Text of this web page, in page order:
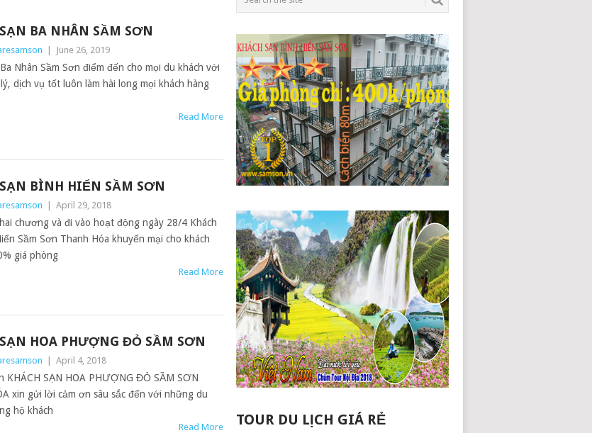
BA NHÂN SẦM SƠN
June 26, 2019
Nhân Sầm Sơn điểm đến cho mọi du khách với
dịch vụ tốt luôn làm hài long mọi khách hàng
Read More
BÌNH HIỂN SẦM SƠN
April 29, 2018
chương và đi vào hoạt động ngày 28/4 Khách
Sầm Sơn Thanh Hóa khuyến mại cho khách
giá phòng
Read More
HOA PHƯỢNG ĐỎ SẦM SƠN
April 4, 2018
KHÁCH SẠN HOA PHƯỢNG ĐỎ SẦM SƠN
xin gửi lời cảm ơn sâu sắc đến với những du
hộ khách
Read More TOUR DU LỊCH GIÁ RẺ